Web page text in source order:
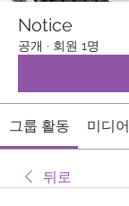
Notice
공개 · 회원 1명
그룹 활동 미디어
뒤로